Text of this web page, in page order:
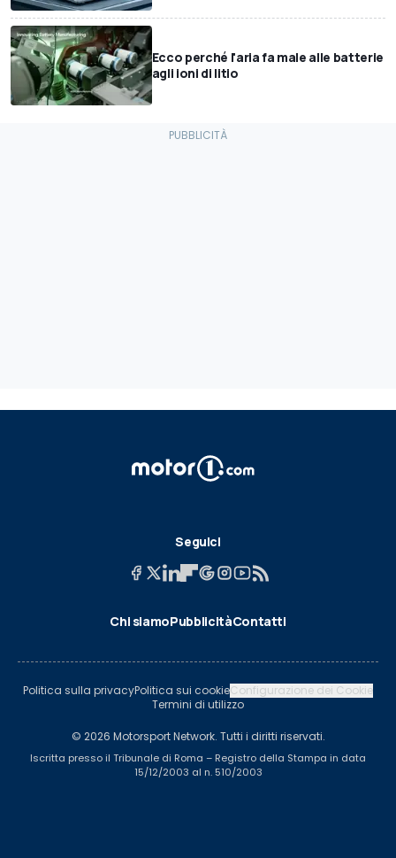
Ecco perché l'aria fa male alle batterie
agli ioni di litio
Seguici
Chi siamoPubblicitàContatti
Politica sulla privacyPolitica sui cookieConfigurazione dei Cookie
Termini di utilizzo
© 2026 Motorsport Network. Tutti i diritti riservati.
Iscritta presso il Tribunale di Roma – Registro della Stampa in data
15/12/2003 al n. 510/2003